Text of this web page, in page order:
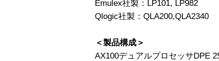
Emulex社製：LP101, LP982
Qlogic社製：QLA200,QLA2340
＜製品構成＞
AX100デュアルプロセッサDPE